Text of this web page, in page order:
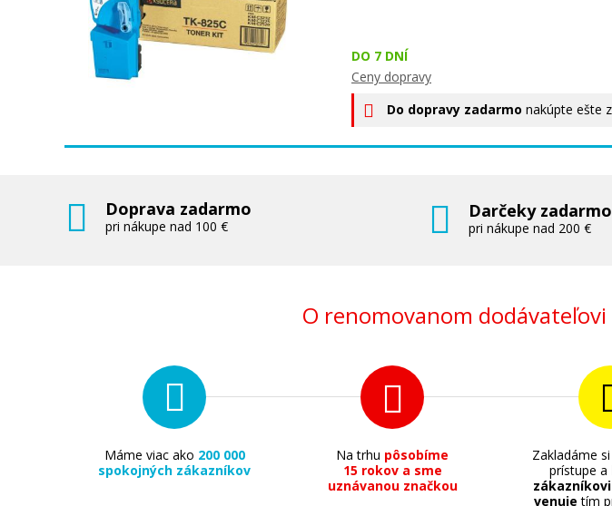
DO 7 DNÍ
Ceny dopravy
Do dopravy zadarmo nakúpte ešte
Doprava zadarmo
pri nákupe nad 100 €
Darčeky
pri nákupe nad 200 €
O renomovanom
Máme viac ako 200 000
spokojných zákazníkov
Na trhu pôsobíme
15 rokov a sme
uznávanou značkou
Zakladáme
prístupe a
venuje tím